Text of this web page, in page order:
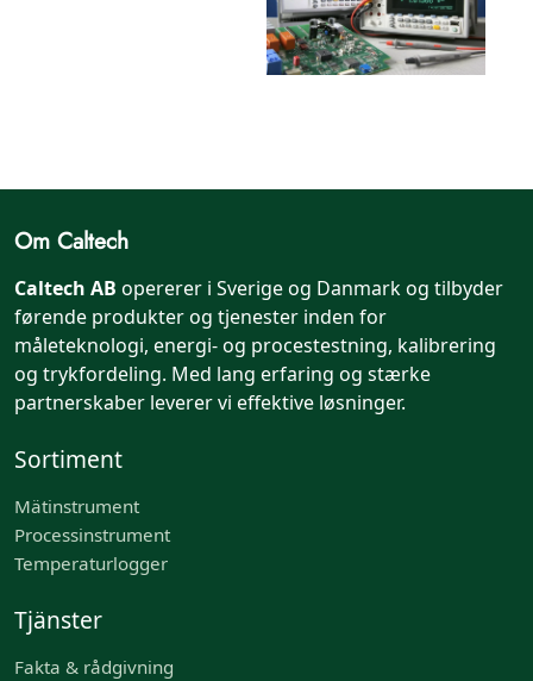
Om Caltech
Caltech AB opererer i Sverige og Danmark og tilbyder
førende produkter og tjenester inden for
måleteknologi, energi- og procestestning, kalibrering
og trykfordeling. Med lang erfaring og stærke
partnerskaber leverer vi effektive løsninger.
Sortiment
Mätinstrument
Processinstrument
Temperaturlogger
Tjänster
Fakta & rådgivning